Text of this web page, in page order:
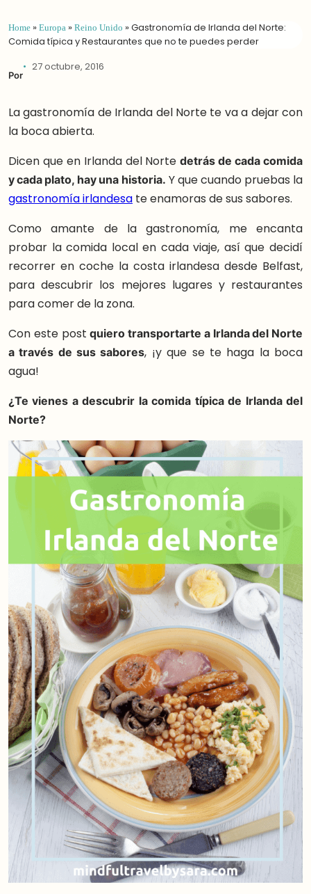
Home »Europa »Reino Unido »Gastronomía de Irlanda del Norte:
Comida típica y Restaurantes que no te puedes perder
Por
27 octubre, 2016
La gastronomía de Irlanda del Norte te va a dejar con
la boca abierta.
Dicen que en Irlanda del Nortedetrás de cada comida
y cada plato, hay una historia. Y que cuando pruebas la
gastronomía irlandesa te enamoras de sus sabores.
Como amante de la gastronomía, me encanta
probar la comida local en cada viaje, así que decidí
recorrer en coche la costa irlandesa desde Belfast,
para descubrir los mejores lugares y restaurantes
para comer de la zona.
Con este postquiero transportarte a Irlanda del Norte
a través de sus sabores, ¡y que se te haga la boca
agua!
¿Te vienes a descubrir la comida típica de Irlanda del
Norte?